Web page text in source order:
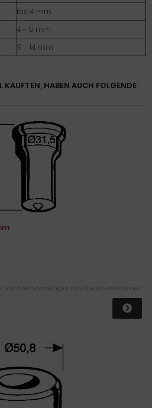
bis 4 mm
4 - 9 mm
9 - 14 mm
KAUFTEN, HABEN AUCH FOLGENDE
mit Ihrem derzeitigen Status) keine Preise sehen.